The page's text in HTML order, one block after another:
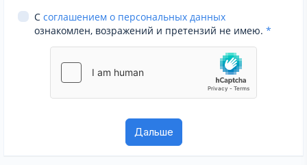
С соглашением о персональных данных
ознакомлен, возражений и претензий не имею. *